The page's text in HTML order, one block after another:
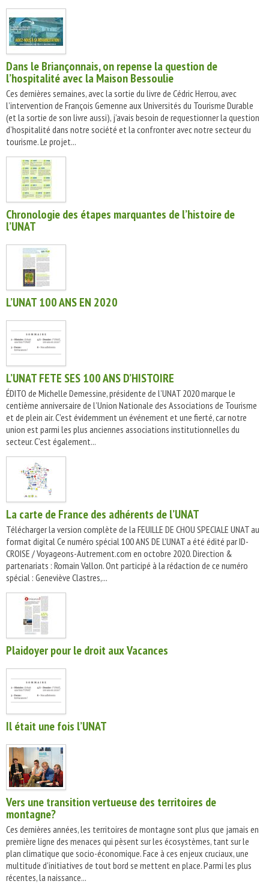
Dans le Briançonnais, on repense la question de
l’hospitalité avec la Maison Bessoulie
Ces dernières semaines, avec la sortie du livre de Cédric Herrou, avec
l’intervention de François Gemenne aux Universités du Tourisme Durable
(et la sortie de son livre aussi), j’avais besoin de requestionner la question
d’hospitalité dans notre société et la confronter avec notre secteur du
tourisme. Le projet...
Chronologie des étapes marquantes de l’histoire de
l’UNAT
L’UNAT 100 ANS EN 2020
L’UNAT FETE SES 100 ANS D’HISTOIRE
ÉDITO de Michelle Demessine, présidente de l’UNAT 2020 marque le
centième anniversaire de l’Union Nationale des Associations de Tourisme
et de plein air. C’est évidemment un événement et une fierté, car notre
union est parmi les plus anciennes associations institutionnelles du
secteur. C’est également...
La carte de France des adhérents de l’UNAT
Télécharger la version complète de la FEUILLE DE CHOU SPECIALE UNAT au
format digital Ce numéro spécial 100 ANS DE L’UNAT a été édité par ID-
CROISE / Voyageons-Autrement.com en octobre 2020. Direction &
partenariats : Romain Vallon. Ont participé à la rédaction de ce numéro
spécial : Geneviève Clastres,...
Plaidoyer pour le droit aux Vacances
Il était une fois l’UNAT
Vers une transition vertueuse des territoires de
montagne?
Ces dernières années, les territoires de montagne sont plus que jamais en
première ligne des menaces qui pèsent sur les écosystèmes, tant sur le
plan climatique que socio-économique. Face à ces enjeux cruciaux, une
multitude d'initiatives de tout bord se mettent en place. Parmi les plus
récentes, la naissance...